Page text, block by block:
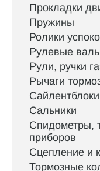
Прокладки
Пружины
Ролики
Рулевые
Рули, ручки
Рычаги
Сайлентблоки
Сальники
Спидометры,
приборов
Сцепление и
Тормозные